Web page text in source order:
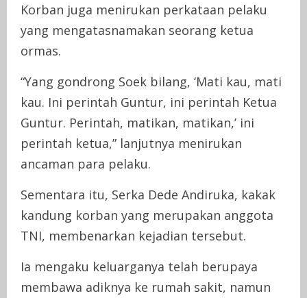
Korban juga menirukan perkataan pelaku
yang mengatasnamakan seorang ketua
ormas.
“Yang gondrong Soek bilang, ‘Mati kau, mati
kau. Ini perintah Guntur, ini perintah Ketua
Guntur. Perintah, matikan, matikan,’ ini
perintah ketua,” lanjutnya menirukan
ancaman para pelaku.
Sementara itu, Serka Dede Andiruka, kakak
kandung korban yang merupakan anggota
TNI, membenarkan kejadian tersebut.
Ia mengaku keluarganya telah berupaya
membawa adiknya ke rumah sakit, namun